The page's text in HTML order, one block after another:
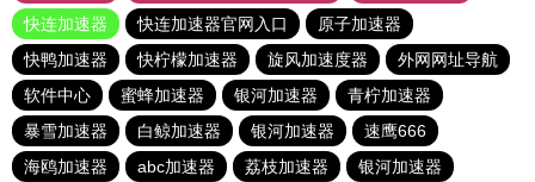
快连加速器
快连加速器官网入口
原子加速器
快鸭加速器
快柠檬加速器 旋风加速度器
外网网址导航
软件中心
蜜蜂加速器 银河加速器
青柠加速器
暴雪加速器
白鲸加速器 银河加速器
速鹰666
海鸥加速器
abc加速器 荔枝加速器
银河加速器